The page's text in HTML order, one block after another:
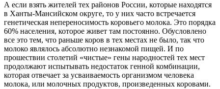
А если взять жителей тех районов России, которые находятся
в Ханты-Мансийском округе, то у них часто встречается
генетическая непереносимость коровьего молока. Это порядка
60% населения, которое живет там постоянно. Обусловлено
все это тем, что раньше коров в тех местах не было, так что
молоко являлось абсолютно незнакомой пищей. И по
прошествии столетий «чистые» гены народностей тех мест
продолжают испытывать недостаток генной комбинации,
которая отвечает за усваиваемость организмом человека
молока, или молочных продуктов, произведенных коровами.